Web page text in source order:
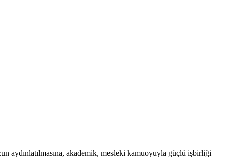
aydınlatılmasına, akademik, mesleki kamuoyuyla güçlü işbirliği